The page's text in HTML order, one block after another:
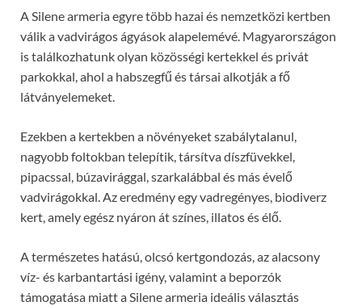
A Silene armeria egyre több hazai és nemzetközi kertben
válik a vadvirágos ágyások alapelemévé. Magyarországon
is találkozhatunk olyan közösségi kertekkel és privát
parkokkal, ahol a habszegfű és társai alkotják a fő
látványelemeket.
Ezekben a kertekben a növényeket szabálytalanul,
nagyobb foltokban telepítik, társítva díszfüvekkel,
pipacssal, búzavirággal, szarkalábbal és más évelő
vadvirágokkal. Az eredmény egy vadregényes, biodiverz
kert, amely egész nyáron át színes, illatos és élő.
A természetes hatású, olcsó kertgondozás, az alacsony
víz- és karbantartási igény, valamint a beporzók
támogatása miatt a Silene armeria ideális választás